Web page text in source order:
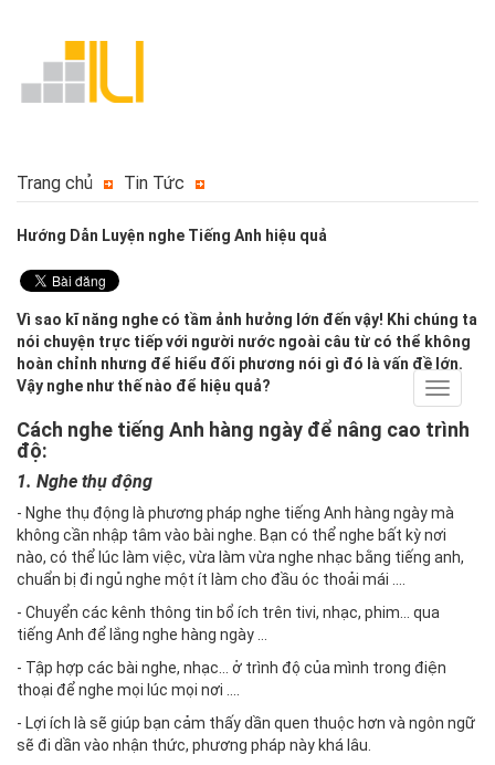
Toggle
Trang chủ Tin Tức
Hướng Dẫn Luyện nghe Tiếng Anh hiệu quả
Vì sao kĩ năng nghe có tầm ảnh hưởng lớn đến vậy! Khi chúng ta
nói chuyện trực tiếp với người nước ngoài câu từ có thể không
hoàn chỉnh nhưng để hiểu đối phương nói gì đó là vấn đề lớn.
Vậy nghe như thế nào để hiệu quả?
Cách nghe tiếng Anh hàng ngày để nâng cao trình
độ:
1. Nghe thụ động
- Nghe thụ động là phương pháp nghe tiếng Anh hàng ngày mà
không cần nhập tâm vào bài nghe. Bạn có thể nghe bất kỳ nơi
nào, có thể lúc làm việc, vừa làm vừa nghe nhạc bằng tiếng anh,
chuẩn bị đi ngủ nghe một ít làm cho đầu óc thoải mái ….
- Chuyển các kênh thông tin bổ ích trên tivi, nhạc, phim… qua
tiếng Anh để lắng nghe hàng ngày …
- Tập hợp các bài nghe, nhạc… ở trình độ của mình trong điện
thoại để nghe mọi lúc mọi nơi ….
- Lợi ích là sẽ giúp bạn cảm thấy dần quen thuộc hơn và ngôn ngữ
sẽ đi dần vào nhận thức, phương pháp này khá lâu.